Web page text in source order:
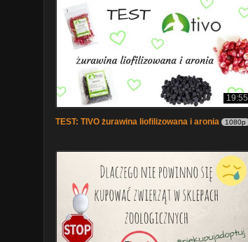
19:55
TEST: TIVO żurawina liofilizowana i aronia 1080p